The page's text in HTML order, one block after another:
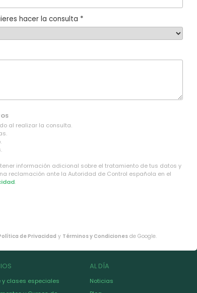
hacer la consulta *
al realizar la consulta.
información adicional sobre el tratamiento de tus datos y
reclamación ante la Autoridad de Control española en el
.
de Privacidad y Términos y Condiciones de Google.
y clases especiales
AL DÍA
Noticias